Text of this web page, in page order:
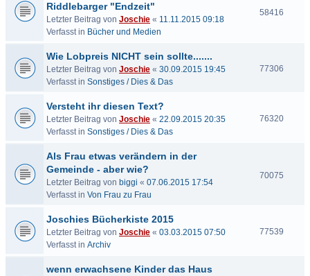
Riddlebarger "Endzeit"
Letzter Beitrag von Joschie « 11.11.2015 09:18
Verfasst in Bücher und Medien
58416
Wie Lobpreis NICHT sein sollte.......
Letzter Beitrag von Joschie « 30.09.2015 19:45
Verfasst in Sonstiges / Dies & Das
77306
Versteht ihr diesen Text?
Letzter Beitrag von Joschie « 22.09.2015 20:35
Verfasst in Sonstiges / Dies & Das
76320
Als Frau etwas verändern in der
Gemeinde - aber wie?
Letzter Beitrag von biggi « 07.06.2015 17:54
Verfasst in Von Frau zu Frau
70075
Joschies Bücherkiste 2015
Letzter Beitrag von Joschie « 03.03.2015 07:50
Verfasst in Archiv
77539
wenn erwachsene Kinder das Haus